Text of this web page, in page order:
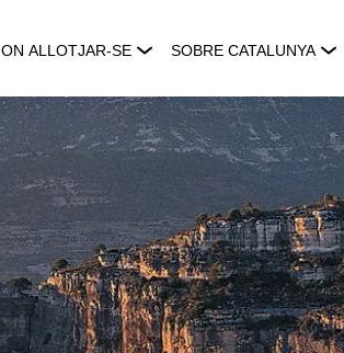
ON ALLOTJAR-SE SOBRE CATALUNYA